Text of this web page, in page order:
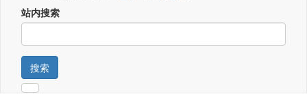
站内搜索
搜索